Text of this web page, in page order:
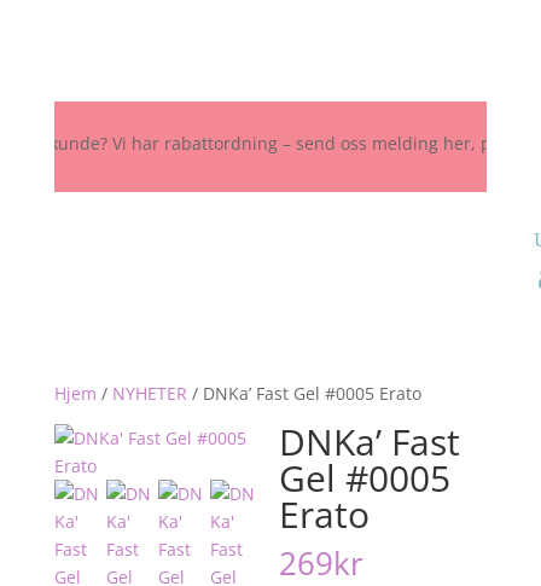
kunde? Vi har rabattordning – send oss melding her, på
Hjem / NYHETER / DNKa’ Fast Gel #0005 Erato
DNKa’ Fast
Gel #0005
Erato
269kr